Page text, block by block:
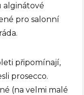
alginátové
pro salonní
připomínají,
prosecco.
(na velmi malé